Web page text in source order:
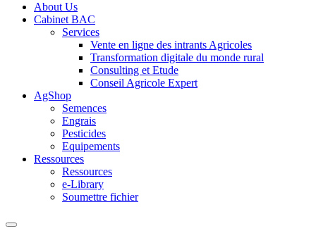
About Us
Cabinet BAC
Services
Vente en ligne des intrants Agricoles
Transformation digitale du monde rural
Consulting et Etude
Conseil Agricole Expert
AgShop
Semences
Engrais
Pesticides
Equipements
Ressources
Ressources
e-Library
Soumettre fichier